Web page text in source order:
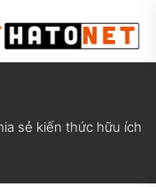
sẻ kiến thức hữu ích